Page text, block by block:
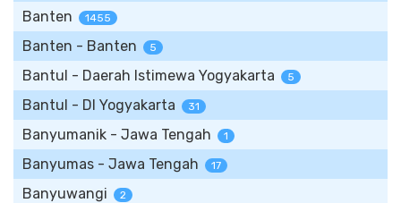
Banten 1455
Banten - Banten 5
Bantul - Daerah Istimewa Yogyakarta 5
Bantul - DI Yogyakarta 31
Banyumanik - Jawa Tengah 1
Banyumas - Jawa Tengah 17
Banyuwangi 2